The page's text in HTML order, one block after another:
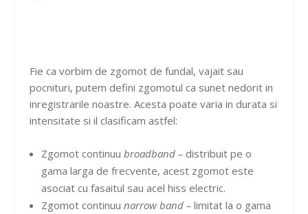
Fie ca vorbim de zgomot de fundal, vajait sau
pocnituri, putem defini zgomotul ca sunet nedorit in
inregistrarile noastre. Acesta poate varia in durata si
intensitate si il clasificam astfel:
Zgomot continuu broadband – distribuit pe o
gama larga de frecvente, acest zgomot este
asociat cu fasaitul sau acel hiss electric.
Zgomot continuu narrow band – limitat la o gama